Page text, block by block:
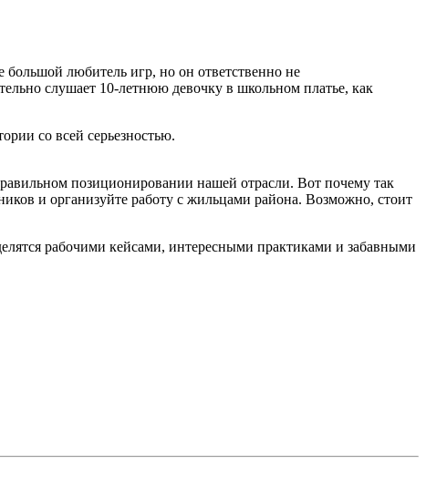
любитель игр, но он ответственно не
слушает 10-летнюю девочку в школьном платье, как
со всей серьезностью.
позиционировании нашей отрасли. Вот почему так
и организуйте работу с жильцами района. Возможно, стоит
рабочими кейсами, интересными практиками и забавными